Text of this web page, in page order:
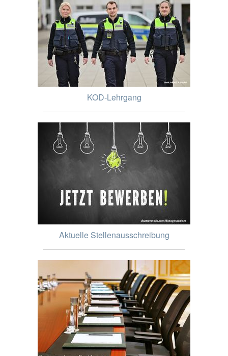
KOD-Lehrgang
Aktuelle Stellenausschreibung